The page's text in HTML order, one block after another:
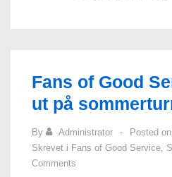
Fans of Good
ut på
By Administrator Posted on
Skrevet i Fans of Good Service,
Comments